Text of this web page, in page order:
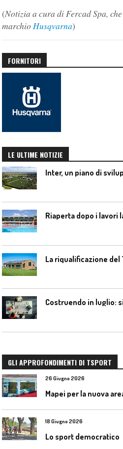
(Notizia a cura di Fercad Spa,
marchioHusqvarna)
FORNITORI
LE ULTIME NOTIZIE
Riaperta dopo i lavori
La riqualificazione del
Costruendo in luglio:
GLI APPROFONDIMENTI DI TSPORT
26 Giugno 2026
18 Giugno 2026
Lo sport democratico